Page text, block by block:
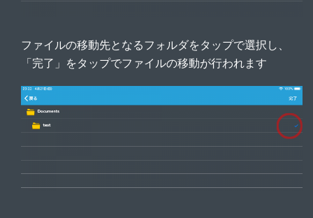
ファイルの移動先となるフォルダをタップで選択し、
「完了」をタップでファイルの移動が行われます